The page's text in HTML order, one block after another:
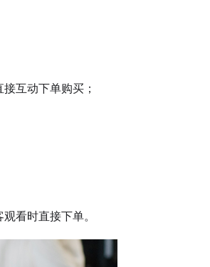
互动下单购买；
看时直接下单。